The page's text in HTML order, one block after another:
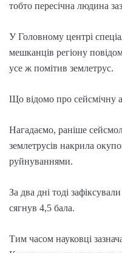
тобто пересічна людина
У Головному центрі
мешканців регіону
усе ж помітив землетрус.
Що відомо про сейсмічну
Нагадаємо, раніше
землетрусів накрила
руйнуваннями.
За два дні тоді
сягнув 4,5 бала.
Тим часом науковці